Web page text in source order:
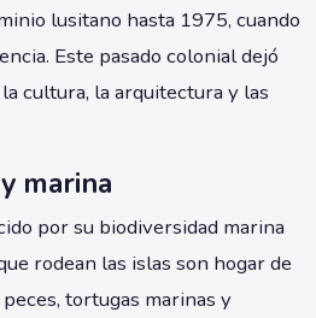
lusitano hasta 1975, cuando
Este pasado colonial dejó
cultura, la arquitectura y las
marina
por su biodiversidad marina
rodean las islas son hogar de
tortugas marinas y